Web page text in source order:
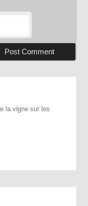
la vigne sur les